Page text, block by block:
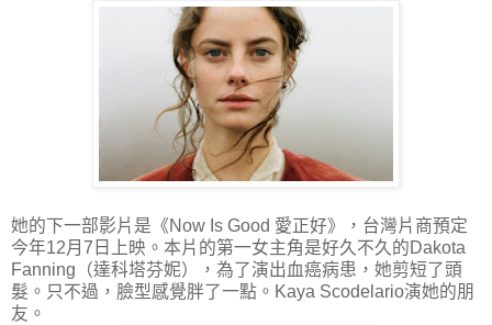
她的下一部影片是《Now Is Good 愛正好》，台灣片商預定
今年12月7日上映。本片的第一女主角是好久不久的Dakota
Fanning（達科塔芬妮），為了演出血癌病患，她剪短了頭
髮。只不過，臉型感覺胖了一點。Kaya Scodelario演她的朋
友。